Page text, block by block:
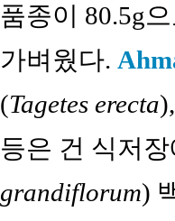
품종이 80.5g
가벼웠다.
(Tagetes erecta
등은 건 식저
grandiflorum)